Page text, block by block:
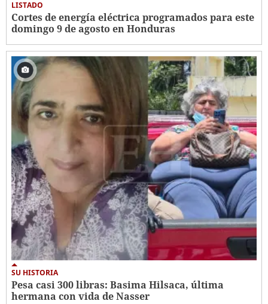
LISTADO
Cortes de energía eléctrica programados para este
domingo 9 de agosto en Honduras
SU HISTORIA
Pesa casi 300 libras: Basima Hilsaca, última
hermana con vida de Nasser